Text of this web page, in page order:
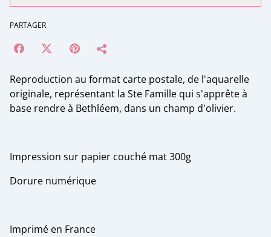
PARTAGER
Reproduction au format carte postale, de l'aquarelle
originale, représentant la Ste Famille qui s'apprête à
base rendre à Bethléem, dans un champ d'olivier.
Impression sur papier couché mat 300g
Dorure numérique
Imprimé en France